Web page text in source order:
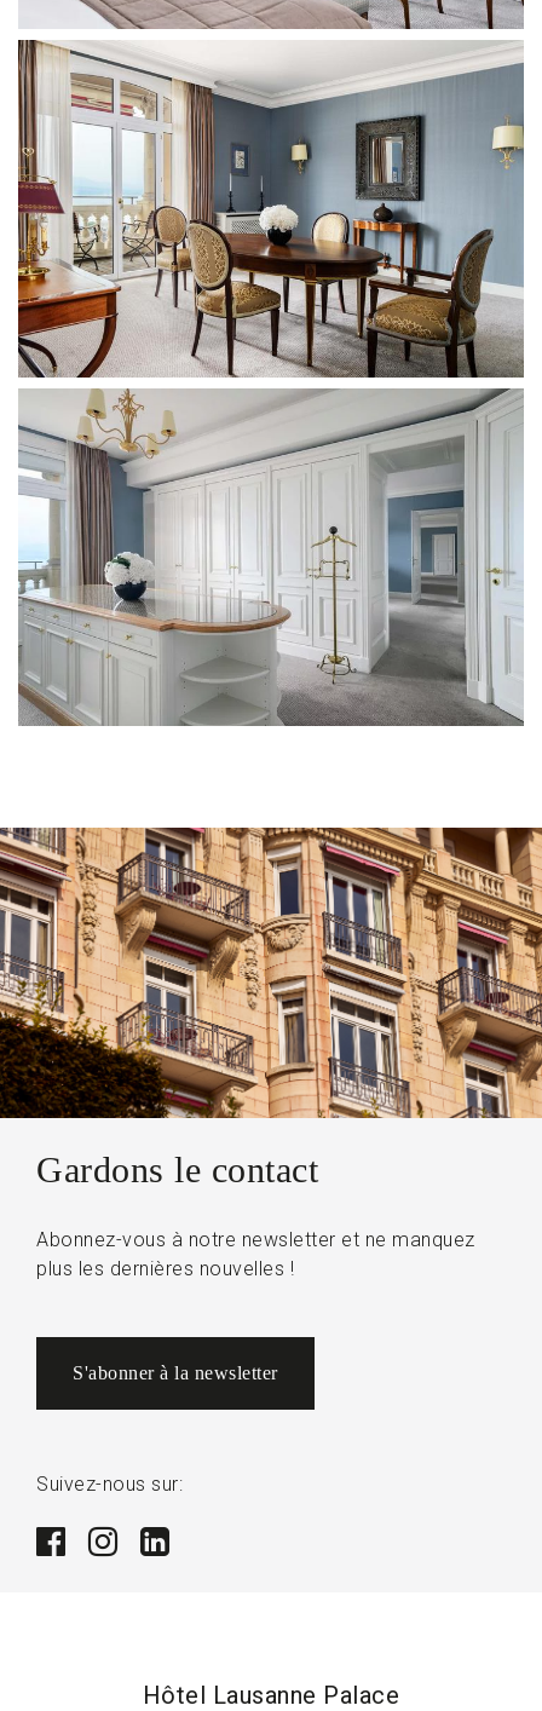
Gardons le contact
Abonnez-vous à notre newsletter et ne manquez
plus les dernières nouvelles !
S'abonner à la newsletter
Suivez-nous sur:
Hôtel Lausanne Palace